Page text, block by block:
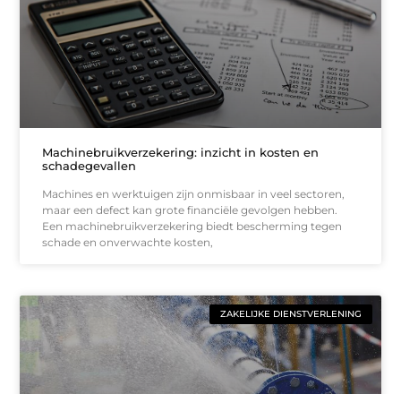
Machinebruikverzekering: inzicht in kosten en
schadegevallen
Machines en werktuigen zijn onmisbaar in veel sectoren,
maar een defect kan grote financiële gevolgen hebben.
Een machinebruikverzekering biedt bescherming tegen
schade en onverwachte kosten,
ZAKELIJKE DIENSTVERLENING